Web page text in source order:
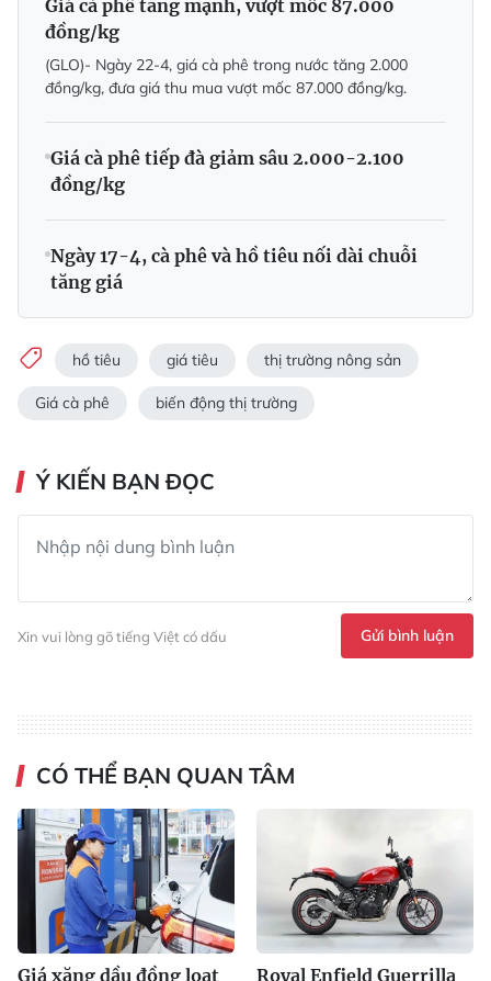
Giá cà phê tăng mạnh, vượt mốc 87.000
đồng/kg
(GLO)- Ngày 22-4, giá cà phê trong nước tăng 2.000
đồng/kg, đưa giá thu mua vượt mốc 87.000 đồng/kg.
Giá cà phê tiếp đà giảm sâu 2.000-2.100
đồng/kg
Ngày 17-4, cà phê và hồ tiêu nối dài chuỗi
tăng giá
hồ tiêu giá tiêu thị trường nông sản
Giá cà phê biến động thị trường
Ý KIẾN BẠN ĐỌC
Xin vui lòng gõ tiếng Việt có dấu Gửi bình luận
CÓ THỂ BẠN QUAN TÂM
Giá xăng dầu đồng loạt
Royal Enfield Guerrilla